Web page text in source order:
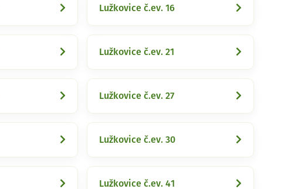
Lužkovice č.ev. 16
Lužkovice č.ev. 21
Lužkovice č.ev. 27
Lužkovice č.ev. 30
Lužkovice č.ev. 41